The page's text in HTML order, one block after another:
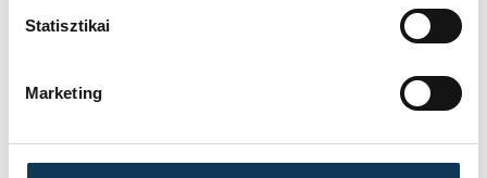
Statisztikai
Marketing
Egy furcsa halkonzerv
mutatjuk!